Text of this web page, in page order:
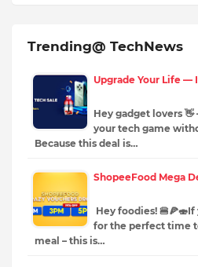
Trending@ TechNews
Upgrade Your Life —
Hey gadget lovers
your tech game
Because this deal is…
ShopeeFood Mega
Hey foodies!
for the perfect time
meal – this is…